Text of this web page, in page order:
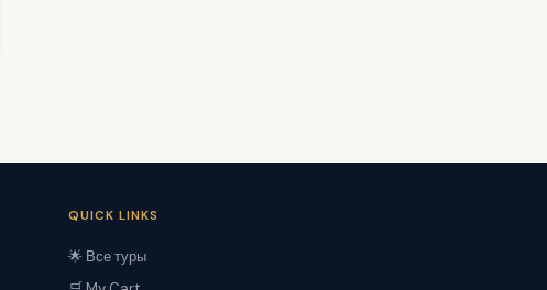
QUICK LINKS
🌟 Все туры